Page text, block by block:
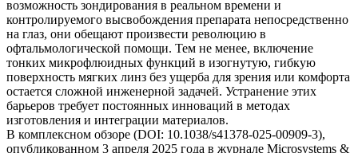
возможность зондирования в реальном времени и
контролируемого высвобождения препарата непосредственно
на глаз, они обещают произвести революцию в
офтальмологической помощи. Тем не менее, включение
тонких микрофлюидных функций в изогнутую, гибкую
поверхность мягких линз без ущерба для зрения или комфорта
остается сложной инженерной задачей. Устранение этих
барьеров требует постоянных инноваций в методах
изготовления и интеграции материалов.
В комплексном обзоре (DOI: 10.1038/s41378-025-00909-3),
опубликованном 3 апреля 2025 года в журнале Microsystems &